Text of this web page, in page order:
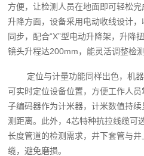
方便，让检测人员在地面即可轻松
升降方面，设备采用电动收线设计
同步，配合“X”型电动升降架，升降
镜头升程达200mm，能灵活调整检测
定位与计量功能同样出色，机
可实时定位设备位置，方便工作人
子编码器作为计米器，计米数值持
测距离。此外，4芯特种抗拉线缆可
长度管道的检测需求，井下套管与
缆，避免磨损。